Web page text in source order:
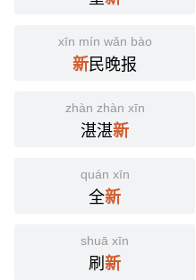
xīn mín wǎn bào
新民晚报
zhàn zhàn xīn
湛湛新
quán xīn
全新
shuā xīn
刷新